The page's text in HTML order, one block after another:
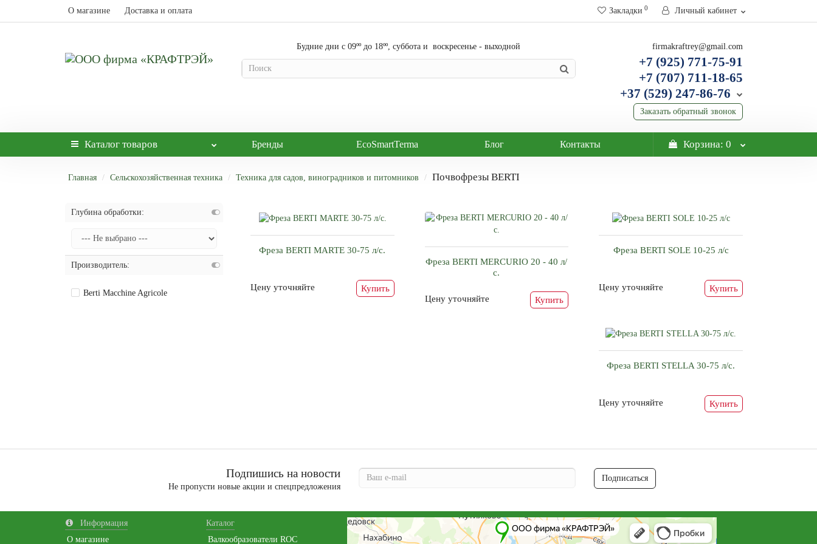
О магазине Доставка и оплата Закладки 0 Личный кабинет
Будние дни с 09ºº до 18ºº, суббота и воскресенье - выходной firmakraftrey@gmail.com
+7 (925) 771-75-91
+7 (707) 711-18-65
+37 (529) 247-86-76
Заказать обратный звонок
Каталог товаров Бренды EcoSmartTerma Блог Контакты Корзина: 0
Главная Сельскохозяйственная техника Техника для садов, виноградников и питомников Почвофрезы BERTI
Глубина обработки:
Производитель:
Berti Macchine Agricole
Фреза BERTI MARTE 30-75 л/с.
Цену уточняйте Купить
Фреза BERTI MERCURIO 20 - 40 л/
с.
Цену уточняйте Купить
Фреза BERTI SOLE 10-25 л/с
Цену уточняйте Купить
Фреза BERTI STELLA 30-75 л/с.
Цену уточняйте Купить
Подпишись на новости
Не пропусти новые акции и спецпредложения
Подписаться
Информация
О магазине
Каталог
Валкообразователи ROC